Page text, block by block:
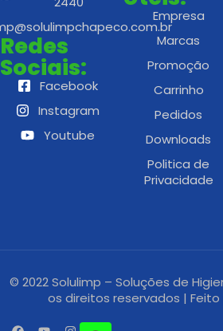
Redes
Sociais:
Facebook
Instagram
Youtube
Empresa
Marcas
Promoção
Carrinho
Pedidos
Downloads
Politica de
Privacidade
© 2022 Solulimp – Soluções de
os direitos reservados | Feito